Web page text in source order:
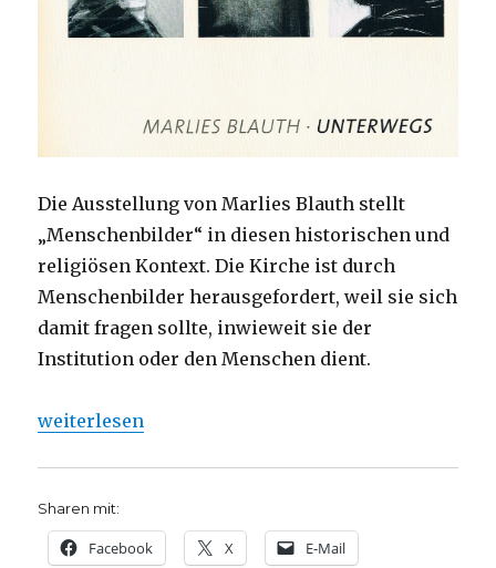
Die Ausstellung von Marlies Blauth stellt
„Menschenbilder“ in diesen historischen und
religiösen Kontext. Die Kirche ist durch
Menschenbilder herausgefordert, weil sie sich
damit fragen sollte, inwieweit sie der
Institution oder den Menschen dient.
„Kreative Spiritualität – schöpferischer Geist.
weiterlesen
Sharen mit:
Facebook X E-Mail